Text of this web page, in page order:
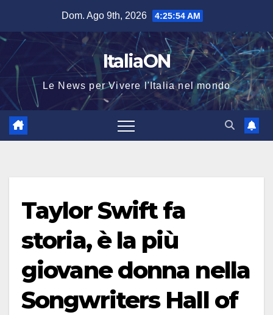
contenuto
Dom. Ago 9th, 2026 4:25:54 AM
ItaliaON
Le News per Vivere l'Italia nel mondo
Taylor Swift fa
storia, è la più
giovane donna nella
Songwriters Hall of